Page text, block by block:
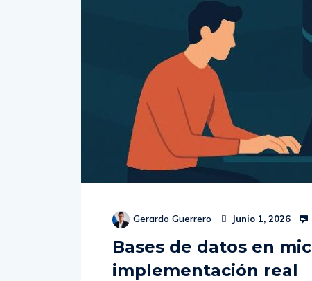
Gerardo Guerrero Junio 1, 2026
Bases de datos en
implementación real